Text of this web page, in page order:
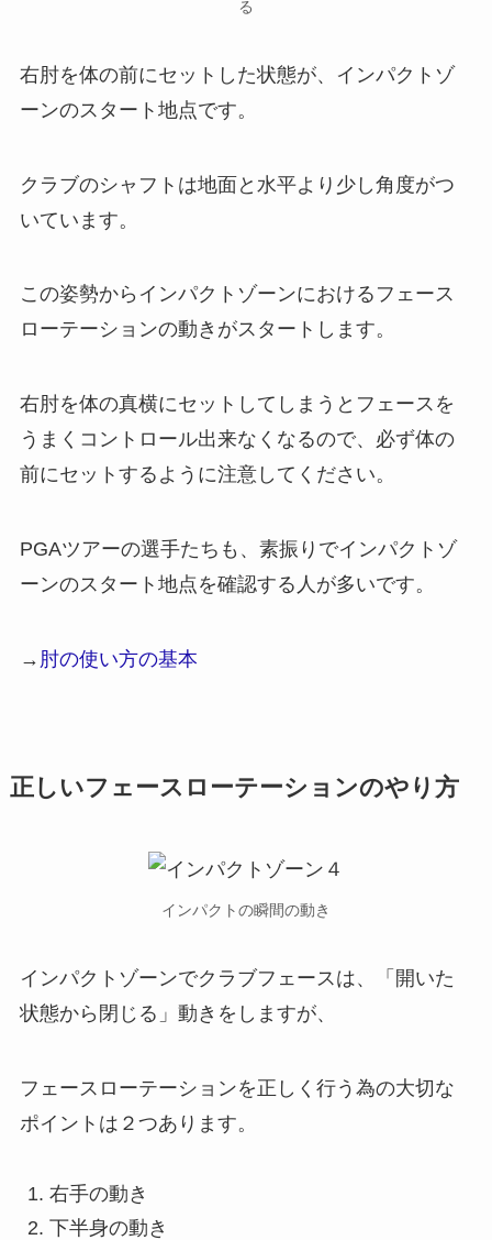
る
右肘を体の前にセットした状態が、インパクトゾ
ーンのスタート地点です。
クラブのシャフトは地面と水平より少し角度がつ
いています。
この姿勢からインパクトゾーンにおけるフェース
ローテーションの動きがスタートします。
右肘を体の真横にセットしてしまうとフェースを
うまくコントロール出来なくなるので、必ず体の
前にセットするように注意してください。
PGAツアーの選手たちも、素振りでインパクトゾ
ーンのスタート地点を確認する人が多いです。
→ 肘の使い方の基本
正しいフェースローテーションのやり方
インパクトの瞬間の動き
インパクトゾーンでクラブフェースは、「開いた
状態から閉じる」動きをしますが、
フェースローテーションを正しく行う為の大切な
ポイントは２つあります。
右手の動き
下半身の動き